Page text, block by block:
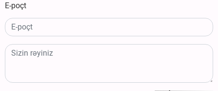
E-poçt